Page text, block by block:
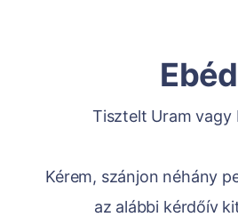
Ebéd
Tisztelt Uram vagy
Kérem, szánjon néhány
az alábbi kérdőív